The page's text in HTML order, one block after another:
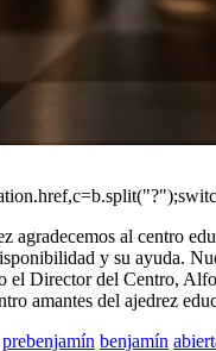
agradecemos al centro
y su ayuda.
el Director del Centro,
amantes del ajedrez
prebenjamín benjamín